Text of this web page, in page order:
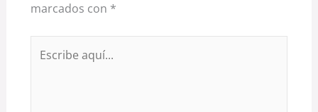
marcados con *